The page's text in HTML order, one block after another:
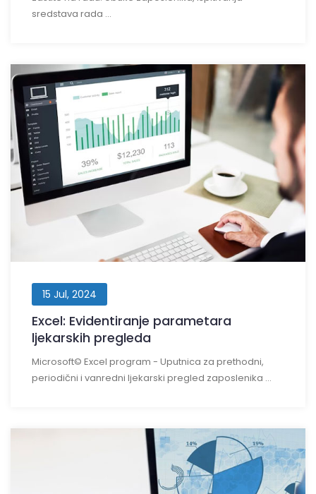
sredstava rada ...
15 Jul, 2024
Excel: Evidentiranje parametara
ljekarskih pregleda
Microsoft© Excel program - Uputnica za prethodni,
periodični i vanredni ljekarski pregled zaposlenika ...